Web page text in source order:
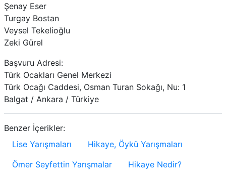
Şenay Eser
Turgay Bostan
Veysel Tekelioğlu
Zeki Gürel
Başvuru Adresi:
Türk Ocakları Genel Merkezi
Türk Ocağı Caddesi, Osman Turan Sokağı, Nu: 1
Balgat / Ankara / Türkiye
Benzer İçerikler:
Lise Yarışmaları
Hikaye, Öykü Yarışmaları
Ömer Seyfettin Yarışmalar
Hikaye Nedir?